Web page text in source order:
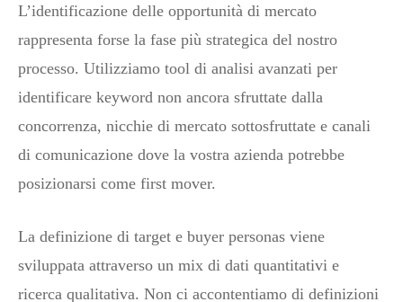
L’identificazione delle opportunità di mercato
rappresenta forse la fase più strategica del nostro
processo. Utilizziamo tool di analisi avanzati per
identificare keyword non ancora sfruttate dalla
concorrenza, nicchie di mercato sottosfruttate e canali
di comunicazione dove la vostra azienda potrebbe
posizionarsi come first mover.
La definizione di target e buyer personas viene
sviluppata attraverso un mix di dati quantitativi e
ricerca qualitativa. Non ci accontentiamo di definizioni